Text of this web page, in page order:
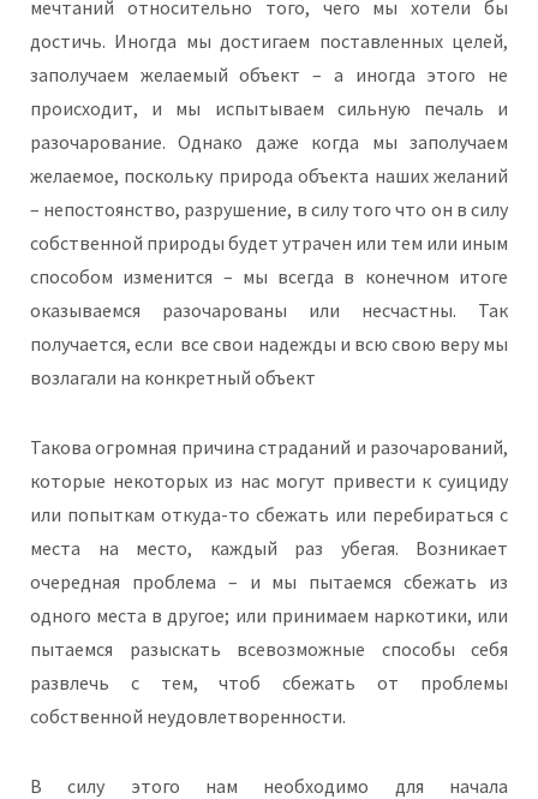
мечтаний относительно того, чего мы хотели бы
достичь. Иногда мы достигаем поставленных целей,
заполучаем желаемый объект – а иногда этого не
происходит, и мы испытываем сильную печаль и
разочарование. Однако даже когда мы заполучаем
желаемое, поскольку природа объекта наших желаний
– непостоянство, разрушение, в силу того что он в силу
собственной природы будет утрачен или тем или иным
способом изменится – мы всегда в конечном итоге
оказываемся разочарованы или несчастны. Так
получается, если все свои надежды и всю свою веру мы
возлагали на конкретный объект
Такова огромная причина страданий и разочарований,
которые некоторых из нас могут привести к суициду
или попыткам откуда-то сбежать или перебираться с
места на место, каждый раз убегая. Возникает
очередная проблема – и мы пытаемся сбежать из
одного места в другое; или принимаем наркотики, или
пытаемся разыскать всевозможные способы себя
развлечь с тем, чтоб сбежать от проблемы
собственной неудовлетворенности.
В силу этого нам необходимо для начала